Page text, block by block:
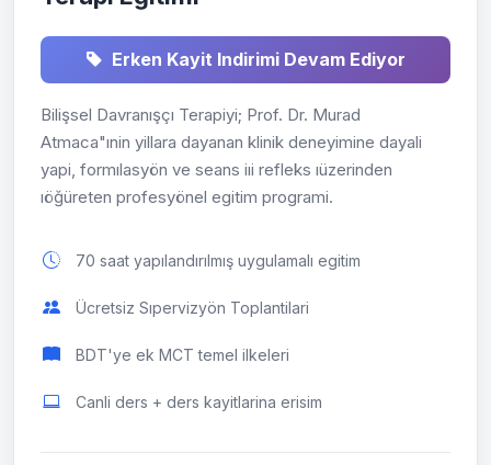
Erken Kayit Indirimi Devam Ediyor
Bilişsel Davranışçı Terapiyi; Prof. Dr. Murad
Atmaca"ınin yillara dayanan klinik deneyimine dayali
yapi, formılasyön ve seans iıi refleks ıüzerinden
ıöğüreten profesyönel egitim programi.
70 saat yapılandırılmış uygulamalı egitim
Ücretsiz Sıpervizyön Toplantilari
BDT'ye ek MCT temel ilkeleri
Canli ders + ders kayitlarina erisim